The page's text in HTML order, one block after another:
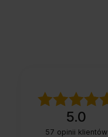
5.0
57 opinii klientów